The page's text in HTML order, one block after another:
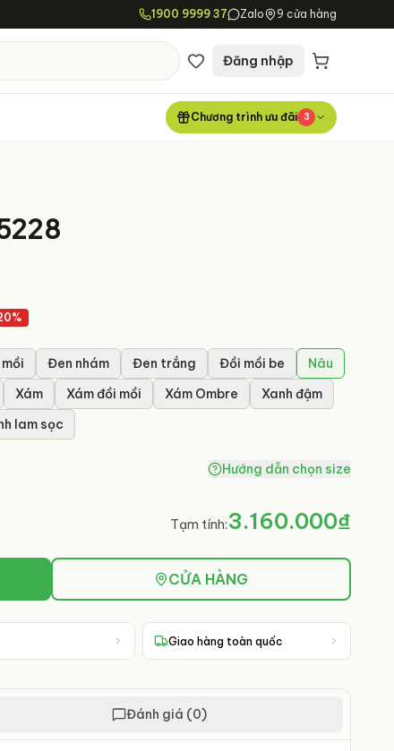
1900 9999 37 Zalo 9 cửa hàng
Đăng nhập
Chương trình ưu đãi 3
%
Đen nhám Đen trắng Đồi mồi be
Nâu
Xám Xám đồi mồi Xám Ombre
Xanh đậm
lam sọc
Hướng dẫn chọn size
Tạm tính:3.160.000₫
CỬA HÀNG
Giao hàng toàn quốc
Đánh giá (0)